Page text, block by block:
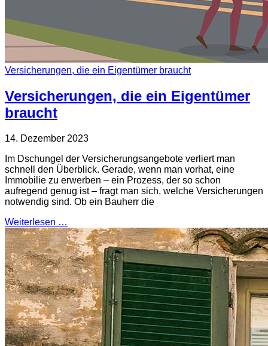
Versicherungen, die ein Eigentümer braucht
Versicherungen, die ein Eigentümer
braucht
14. Dezember 2023
Im Dschungel der Versicherungsangebote verliert man
schnell den Überblick. Gerade, wenn man vorhat, eine
Immobilie zu erwerben – ein Prozess, der so schon
aufregend genug ist – fragt man sich, welche Versicherungen
notwendig sind. Ob ein Bauherr die
Weiterlesen …